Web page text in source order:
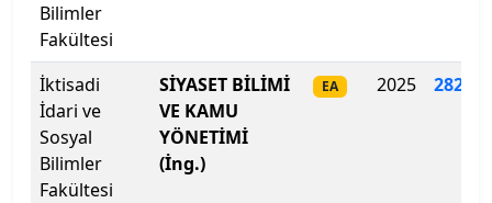
İTÜ-KKTC Eğitim Araştırma Yerleşkesi
İzmir Bakırçay Üniversitesi
İzmir Demokrasi Üniversitesi
İzmir Ekonomi Üniversitesi
Bilimler
Fakültesi
İktisadi
İdari ve
Sosyal
Bilimler
Fakültesi
SİYASET BİLİMİ
VE KAMU
YÖNETİMİ
(İng.)
EA 2025 282